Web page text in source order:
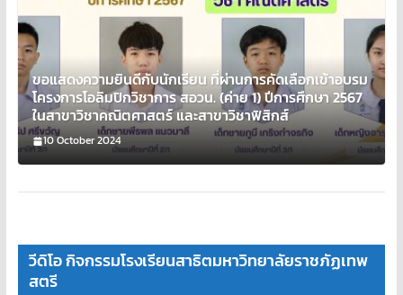
ขอแสดงความยินดีกับนักเรียน ที่ผ่านการคัดเลือกเข้าอบรม
โครงการโอลิมปิกวิชาการ สอวน. (ค่าย 1) ปีการศึกษา 2567
ในสาขาวิชาคณิตศาสตร์ และสาขาวิชาฟิสิกส์
10 October 2024
วีดิโอ กิจกรรมโรงเรียนสาธิตมหาวิทยาลัยราชภัฏเทพ
สตรี